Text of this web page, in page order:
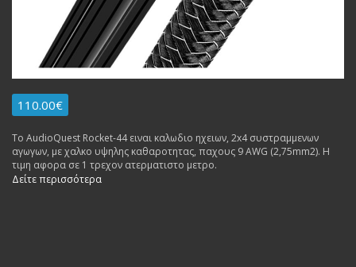
110.00€
To AudioQuest Rocket-44 ειναι καλωδιο ηχειων, 2x4 συστραμμενων
αγωγων, με χαλκο υψηλης καθαροτητας, παχους 9 AWG (2,75mm2). Η
τιμη αφορα σε 1 τρεχον ατερματιστο μετρο.
Δείτε περισσότερα